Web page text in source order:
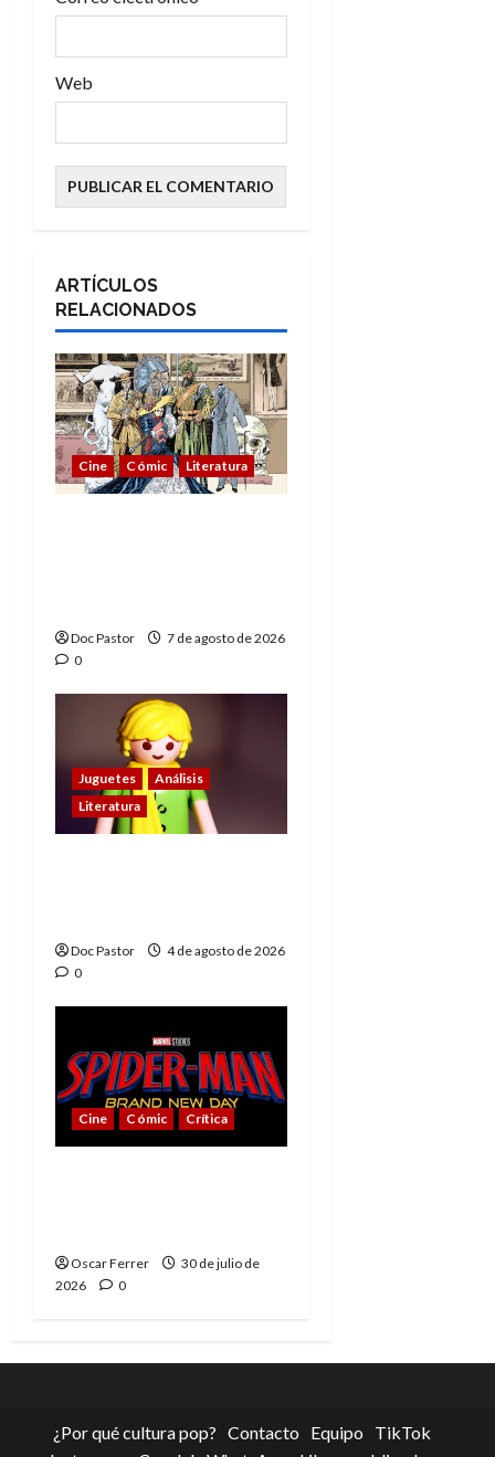
Web
ARTÍCULOS
RELACIONADOS
Cine Cómic Literatura
Doc Pastor
7 de agosto de 2026
0
Juguetes
Análisis
Literatura
Doc Pastor
4 de agosto de 2026
0
Cine Cómic Crítica
Oscar Ferrer
30 de julio de
2026
0
¿Por qué cultura pop? Contacto Equipo
TikTok